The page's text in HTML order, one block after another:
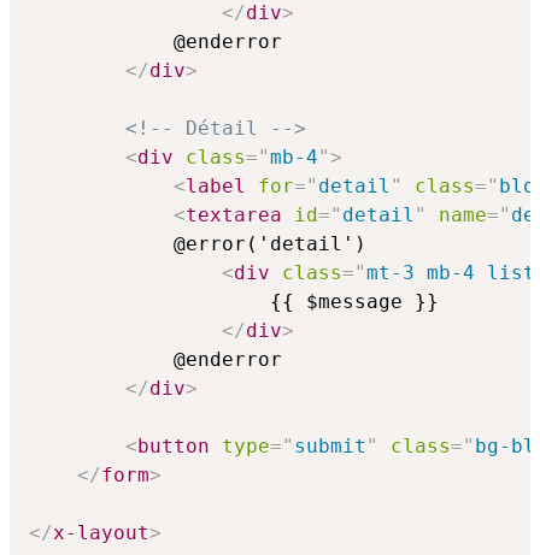
</div>
            @enderror
</div>
<!-- Détail -->
<div class="mb-4">
<label for=" detail " class="
<textarea id=" detail " name="
            @error('detail')
<div class="mt-3 mb-4
                    {{ $message }}
</div>
            @enderror
</div>
< button type=" submit " class=" bg-
</form>
</x-layout>